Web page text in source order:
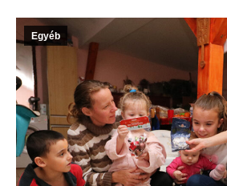
Egyéb